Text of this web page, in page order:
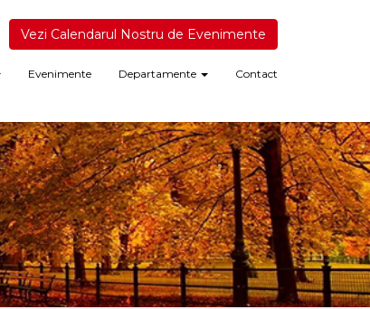
Vezi Calendarul Nostru de Evenimente
Evenimente Departamente Contact